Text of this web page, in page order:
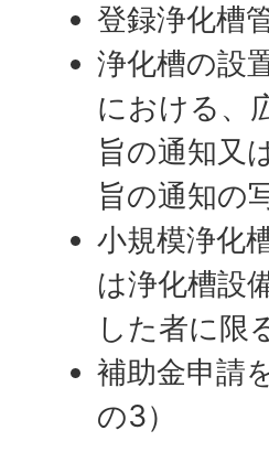
登録浄化槽
浄化槽の設
における、
旨の通知又
旨の通知の
小規模浄化
は浄化槽設
した者に限
補助金申請
の3）